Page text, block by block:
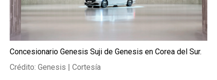
Concesionario Genesis Suji de Genesis en Corea del Sur.
Crédito: Genesis | Cortesía